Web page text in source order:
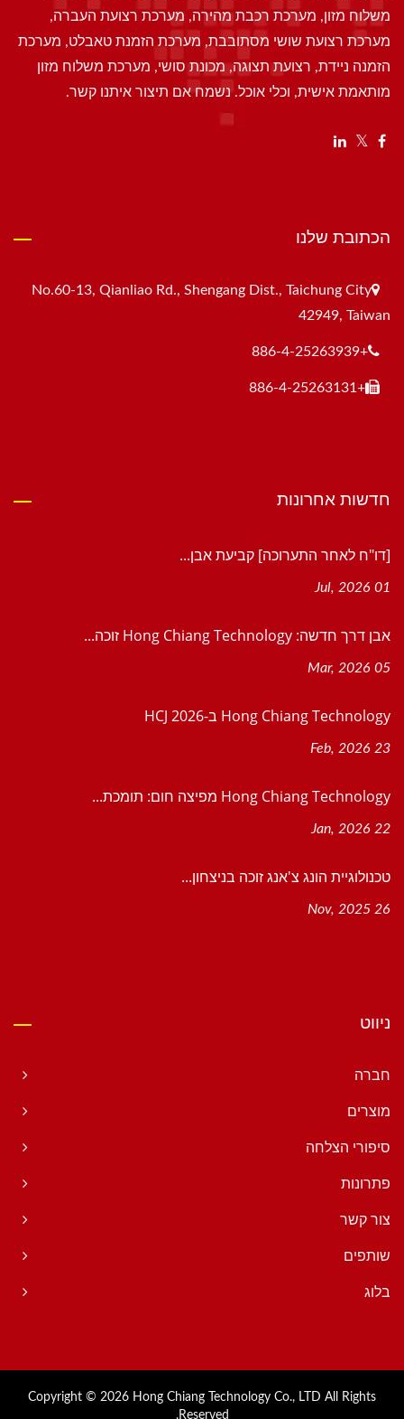
משלוח מזון, מערכת רכבת מהירה, מערכת רצועת העברה,
מערכת רצועת שושי מסתובבת, מערכת הזמנת טאבלט, מערכת
הזמנה ניידת, רצועת תצוגה, מכונת סושי, מערכת משלוח מזון
מותאמת אישית, וכלי אוכל. נשמח אם תיצור איתנו קשר.
הכתובת שלנו
No.60-13, Qianliao Rd., Shengang Dist., Taichung City
42949, Taiwan
+886-4-25263939
+886-4-25263131
חדשות אחרונות
[דו"ח לאחר התערוכה] קביעת אבן...
01 Jul, 2026
אבן דרך חדשה: Hong Chiang Technology זוכה...
05 Mar, 2026
Hong Chiang Technology ב-HCJ 2026
23 Feb, 2026
Hong Chiang Technology מפיצה חום: תומכת...
22 Jan, 2026
טכנולוגיית הונג צ'אנג זוכה בניצחון...
26 Nov, 2025
ניווט
חברה
מוצרים
סיפורי הצלחה
פתרונות
צור קשר
שותפים
בלוג
Copyright © 2026 Hong Chiang Technology Co., LTD All Rights
Reserved.